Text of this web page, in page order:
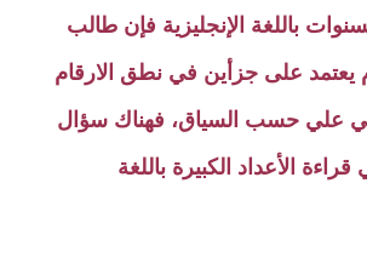
باللغة الإنجليزية فإن طالب
يعتمد على جزأين في نطق الارقام
علي حسب السياق، فهناك سؤال
الأعداد الكبيرة باللغة